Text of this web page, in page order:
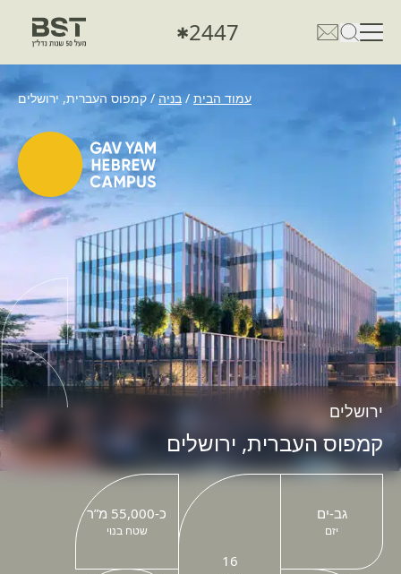
פתיחת טופס חיפוש
פתח את דף פרטי הקשר
2447
✱
עמוד הבית / בניה / קמפוס העברית, ירושלים
ירושלים
קמפוס העברית, ירושלים
גב-ים
יזם
16
כ-55,000 מ”ר
שטח בנוי